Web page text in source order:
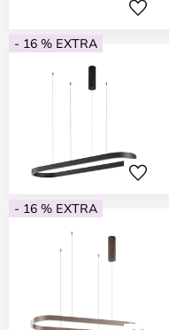
- 16 % EXTRA
- 16 % EXTRA